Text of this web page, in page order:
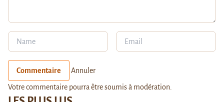
Commentaire Annuler
Votre commentaire pourra être soumis à modération.